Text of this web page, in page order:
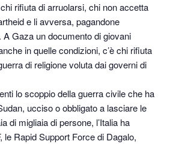
rifiuta di arruolarsi, chi non accetta
e li avversa, pagandone
Gaza un documento di giovani
in quelle condizioni, c’è chi rifiuta
di religione voluta dai governi di
lo scoppio della guerra civile che ha
ucciso o obbligato a lasciare le
di migliaia di persone, l’Italia ha
le Rapid Support Force di Dagalo,